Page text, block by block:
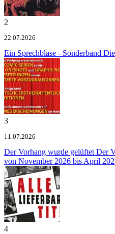
2
22.07.2026
Ein Sprechblase - Sonderband
3
11.07.2026
Der Vorhang wurde gelüftet Der
von November 2026 bis April
4